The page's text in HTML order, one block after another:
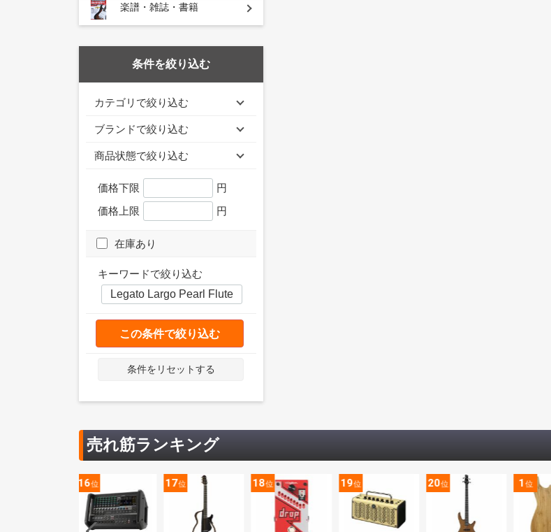
楽譜・雑誌・書籍
条件を絞り込む
カテゴリで絞り込む
ブランドで絞り込む
商品状態で絞り込む
価格下限
円
価格上限
円
在庫あり
キーワードで絞り込む
この条件で絞り込む
条件をリセットする
売れ筋ランキング
16位 17位 18位 19位 20位 1位